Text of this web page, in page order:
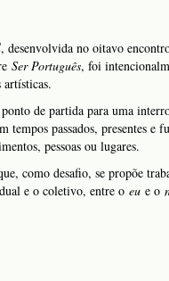
, desenvolvida no oitavo
Ser Português, foi
artísticas.
de partida para uma
passados, presentes e
pessoas ou lugares.
como desafio, se propõe
e o coletivo, entre o eue o